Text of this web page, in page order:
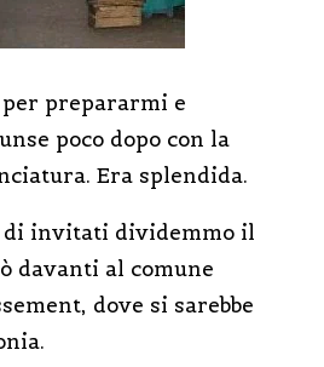
prepararmi e
poco dopo con la
Era splendida.
di invitati dividemmo il
davanti al comune
dove si sarebbe